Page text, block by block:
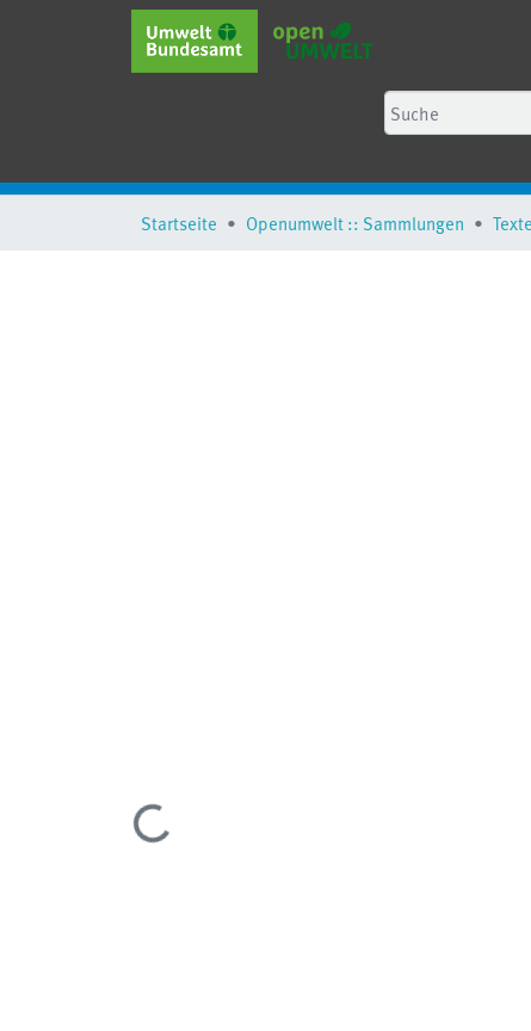
Startseite Openumwelt :: Sammlungen Texte
Lade...